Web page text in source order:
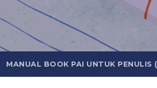
MANUAL BOOK PAI UNTUK PENULIS